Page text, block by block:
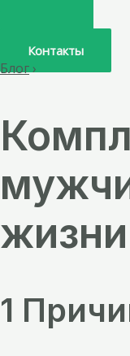
Контакты
Блог›
жизни
1